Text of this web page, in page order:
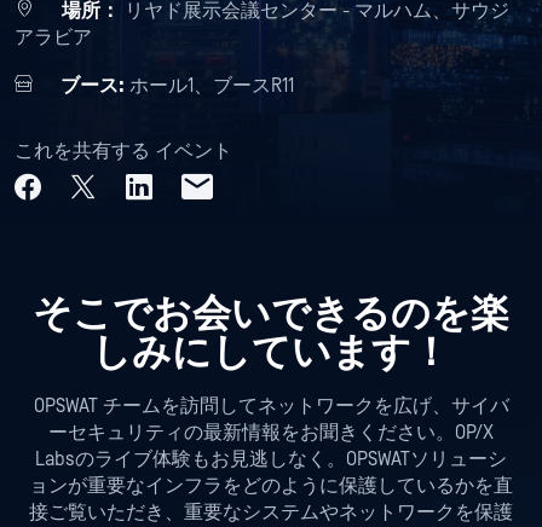
場所：
リヤド展示会議センター - マルハム、サウジ
アラビア
ブース: ホール1、ブースR11
これを共有する イベント
そこでお会いできるのを楽
しみにしています！
OPSWAT チームを訪問してネットワークを広げ、サイバ
ーセキュリティの最新情報をお聞きください。OP/X
Labsのライブ体験もお見逃しなく。OPSWATソリューシ
ョンが重要なインフラをどのように保護しているかを直
接ご覧いただき、重要なシステムやネットワークを保護